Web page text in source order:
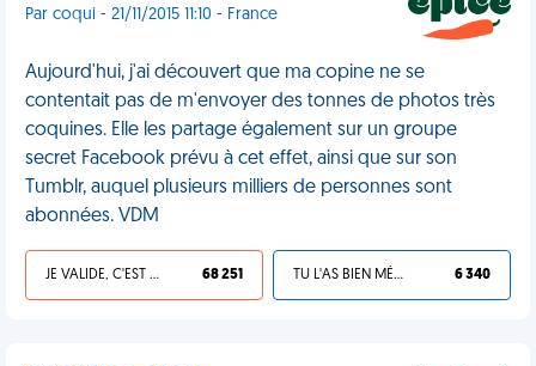
Par coqui - 21/11/2015 11:10 - France
Aujourd'hui, j'ai découvert que ma copine ne se
contentait pas de m'envoyer des tonnes de photos très
coquines. Elle les partage également sur un groupe
secret Facebook prévu à cet effet, ainsi que sur son
Tumblr, auquel plusieurs milliers de personnes sont
abonnées. VDM
JE VALIDE, C'EST UNE VDM 68 251 TU L'AS BIEN MÉRITÉ 6 340